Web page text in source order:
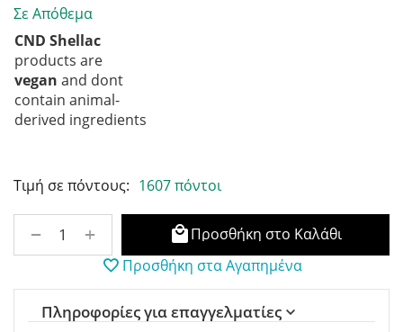
Σε Απόθεμα
CND Shellac
products are
vegan and dont
contain animal-
derived ingredients
Τιμή σε πόντους: 1607 πόντοι
+
−
Προσθήκη στο Καλάθι
Προσθήκη στα Αγαπημένα
Πληροφορίες για επαγγελματίες